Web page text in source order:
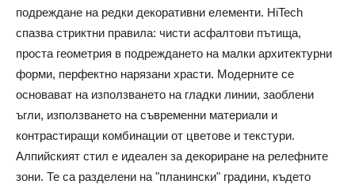
подреждане на редки декоративни елементи. HiTech
спазва стриктни правила: чисти асфалтови пътища,
проста геометрия в подреждането на малки архитектурни
форми, перфектно нарязани храсти. Модерните се
основават на използването на гладки линии, заоблени
ъгли, използването на съвременни материали и
контрастиращи комбинации от цветове и текстури.
Алпийският стил е идеален за декориране на релефните
зони. Те са разделени на "планински" градини, където